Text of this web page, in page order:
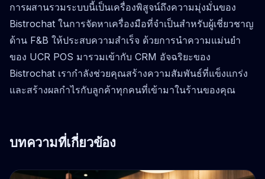
การผสานรวมระบบนี้เป็นเครื่องพิสูจน์ถึงความมุ่งมั่นของ
Bistrochat ในการจัดหาเครื่องมือที่จำเป็นสำหรับผู้เชี่ยวชาญ
ด้าน F&B ให้ประสบความสำเร็จ ด้วยการนำความแม่นยำ
ของ UCR POS มารวมเข้ากับ CRM อัจฉริยะของ
Bistrochat เรากำลังช่วยคุณสร้างความสัมพันธ์ที่แข็งแกร่ง
และสร้างผลกำไรกับลูกค้าทุกคนที่เข้ามาในร้านของคุณ
บทความที่เกี่ยวข้อง